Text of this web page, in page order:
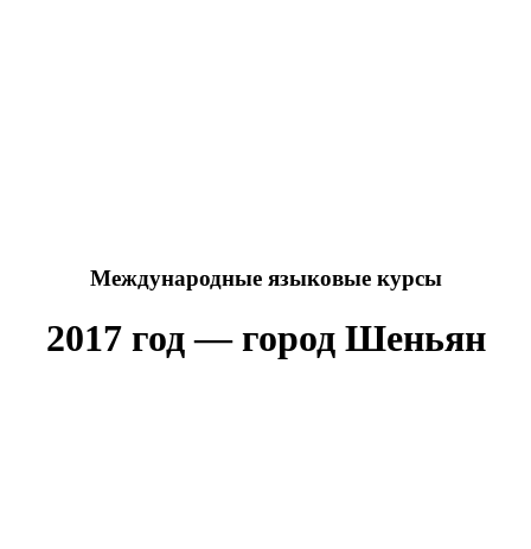
Международные языковые курсы
2017 год — город Шеньян